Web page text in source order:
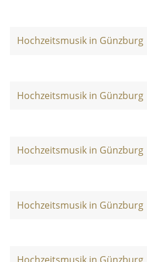
Hochzeitsmusik in Günzburg
Hochzeitsmusik in Günzburg
Hochzeitsmusik in Günzburg
Hochzeitsmusik in Günzburg